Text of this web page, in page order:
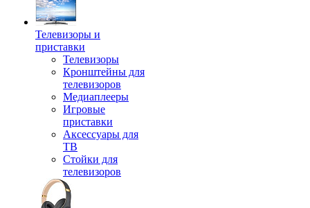
Телевизоры и
приставки
Телевизоры
Кронштейны для
телевизоров
Медиаплееры
Игровые
приставки
Аксессуары для
ТВ
Стойки для
телевизоров